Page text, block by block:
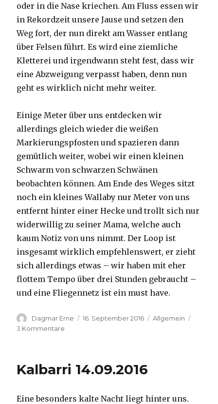
oder in die Nase kriechen. Am Fluss essen wir
in Rekordzeit unsere Jause und setzen den
Weg fort, der nun direkt am Wasser entlang
über Felsen führt. Es wird eine ziemliche
Kletterei und irgendwann steht fest, dass wir
eine Abzweigung verpasst haben, denn nun
geht es wirklich nicht mehr weiter.
Einige Meter über uns entdecken wir
allerdings gleich wieder die weißen
Markierungspfosten und spazieren dann
gemütlich weiter, wobei wir einen kleinen
Schwarm von schwarzen Schwänen
beobachten können. Am Ende des Weges sitzt
noch ein kleines Wallaby nur Meter von uns
entfernt hinter einer Hecke und trollt sich nur
widerwillig zu seiner Mama, welche auch
kaum Notiz von uns nimmt. Der Loop ist
insgesamt wirklich empfehlenswert, er zieht
sich allerdings etwas – wir haben mit eher
flottem Tempo über drei Stunden gebraucht –
und eine Fliegennetz ist ein must have.
Autor
Dagmar Erne
Veröffentlicht
16. September 2016 Kategorien
Allgemein
3 Kommentare
Kalbarri 14.09.2016
Eine besonders kalte Nacht liegt hinter uns.